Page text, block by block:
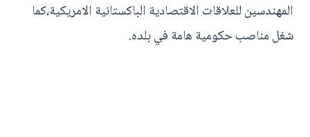
المهندسين للعلاقات الاقتصادية الباكستانية الامريكية،كما
شغل مناصب حكومية هامة في بلده.